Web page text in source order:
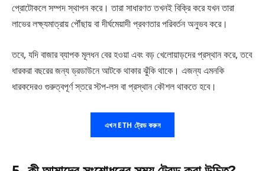
প্রোটোকলে সম্পদ স্থাপন করে। তারা সাধারণত তখনই বিক্রি করে যখন তারা
লাভের লক্ষ্যমাত্রায় পৌঁছায় বা দীর্ঘমেয়াদী প্রবণতার পরিবর্তন অনুভব করে।
তবে, যদি বাজার ব্যাপক মূলধন বের হওয়া এবং বড় খেলোয়াড়দের প্রস্থান করে, তবে
ধারকরা বছরের জন্য ড্রডাউনে আটকে থাকার ঝুঁকি থাকে। এজন্য এমনকি
ধারকদেরও গুরুত্বপূর্ণ স্তরে স্টপ-লস বা প্রস্থান কৌশল থাকতে হবে।
এখন ETH ট্রেড করুন